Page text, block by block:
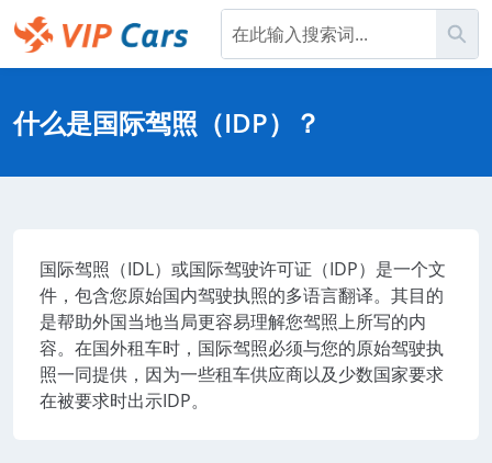
到
主
什么是国际驾照（IDP）？
国际驾照（IDL）或国际驾驶许可证（IDP）是一个文
件，包含您原始国内驾驶执照的多语言翻译。其目的
是帮助外国当地当局更容易理解您驾照上所写的内
容。在国外租车时，国际驾照必须与您的原始驾驶执
照一同提供，因为一些租车供应商以及少数国家要求
在被要求时出示IDP。